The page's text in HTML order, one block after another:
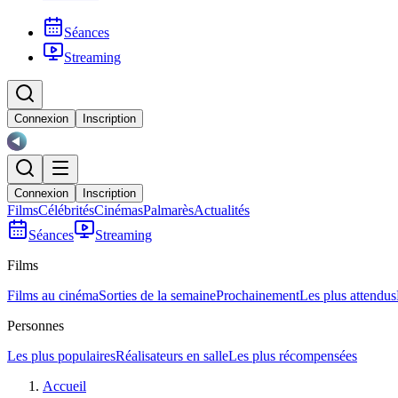
Séances
Streaming
Connexion Inscription
Connexion Inscription
FilmsCélébritésCinémasPalmarèsActualités
Séances
Streaming
Films
Films au cinémaSorties de la semaineProchainementLes plus attendus
Personnes
Les plus populairesRéalisateurs en salleLes plus récompensées
Accueil